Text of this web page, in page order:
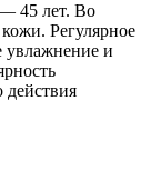
45 лет. Во
Регулярное
увлажнение и